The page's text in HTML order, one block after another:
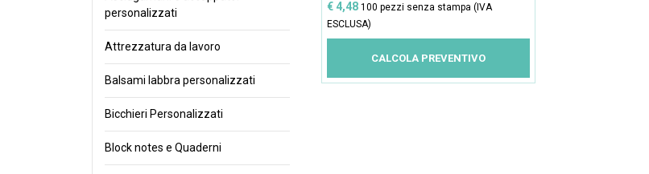
personalizzati
Attrezzatura da lavoro
Balsami labbra personalizzati
Bicchieri Personalizzati
Block notes e Quaderni
€ 4,48 100 pezzi senza stampa (IVA
ESCLUSA)
CALCOLA PREVENTIVO